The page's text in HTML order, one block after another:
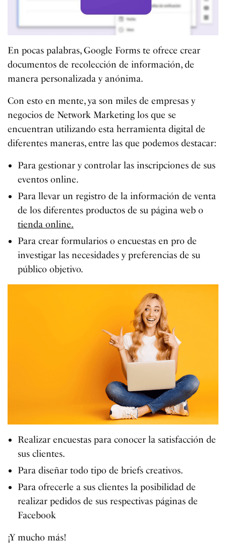
En pocas palabras, Google Forms te ofrece crear
documentos de recolección de información, de
manera personalizada y anónima.
Con esto en mente, ya son miles de empresas y
negocios de Network Marketing los que se
encuentran utilizando esta herramienta digital de
diferentes maneras, entre las que podemos destacar:
Para gestionar y controlar las inscripciones de sus
eventos online.
Para llevar un registro de la información de venta
de los diferentes productos de su página web o
tienda online.
Para crear formularios o encuestas en pro de
investigar las necesidades y preferencias de su
público objetivo.
Realizar encuestas para conocer la satisfacción de
sus clientes.
Para diseñar todo tipo de briefs creativos.
Para ofrecerle a sus clientes la posibilidad de
realizar pedidos de sus respectivas páginas de
Facebook
¡Y mucho más!